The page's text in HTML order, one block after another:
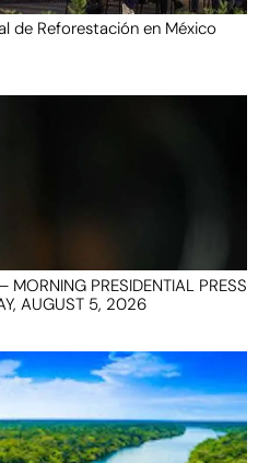
de Reforestación en México
MORNING PRESIDENTIAL PRESS
AUGUST 5, 2026